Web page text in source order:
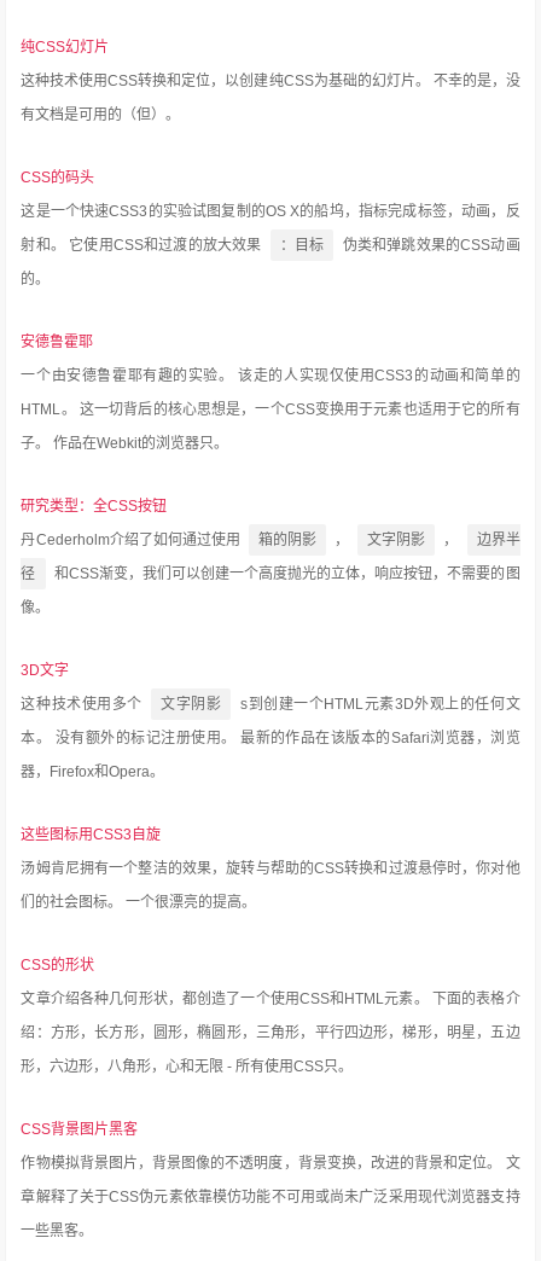
纯CSS幻灯片
这种技术使用CSS转换和定位，以创建纯CSS为基础的幻灯片。
不幸的是，没
有文档是可用的（但）。
CSS的码头
这是一个快速CSS3的实验试图复制的OS X的船坞，指标完成标签，动画，反
射和。
它使用CSS和过渡的放大效果 ：目标
伪类和弹跳效果的CSS动画
的。
安德鲁霍耶
一个由安德鲁霍耶有趣的实验。
该走的人实现仅使用CSS3的动画和简单的
HTML。
这一切背后的核心思想是，一个CSS变换用于元素也适用于它的所有
子。
作品在Webkit的浏览器只。
研究类型：全CSS按钮
丹Cederholm介绍了如何通过使用
箱的阴影 ， 文字阴影 ，
边界半
径
和CSS渐变，我们可以创建一个高度抛光的立体，响应按钮，不需要的图
像。
3D文字
这种技术使用多个
文字阴影
s到创建一个HTML元素3D外观上的任何文
本。
没有额外的标记注册使用。
最新的作品在该版本的Safari浏览器，浏览
器，Firefox和Opera。
这些图标用CSS3自旋
汤姆肯尼拥有一个整洁的效果，旋转与帮助的CSS转换和过渡悬停时，你对他
们的社会图标。
一个很漂亮的提高。
CSS的形状
文章介绍各种几何形状，都创造了一个使用CSS和HTML元素。
下面的表格介
绍：方形，长方形，圆形，椭圆形，三角形，平行四边形，梯形，明星，五边
形，六边形，八角形，心和无限 - 所有使用CSS只。
CSS背景图片黑客
作物模拟背景图片，背景图像的不透明度，背景变换，改进的背景和定位。
文
章解释了关于CSS伪元素依靠模仿功能不可用或尚未广泛采用现代浏览器支持
一些黑客。